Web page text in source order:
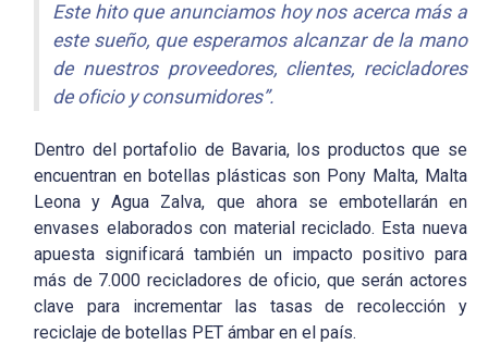
Este hito que anunciamos hoy nos acerca más a
este sueño, que esperamos alcanzar de la mano
de nuestros proveedores, clientes, recicladores
de oficio y consumidores”.
Dentro del portafolio de Bavaria, los productos que se
encuentran en botellas plásticas son Pony Malta, Malta
Leona y Agua Zalva, que ahora se embotellarán en
envases elaborados con material reciclado. Esta nueva
apuesta significará también un impacto positivo para
más de 7.000 recicladores de oficio, que serán actores
clave para incrementar las tasas de recolección y
reciclaje de botellas PET ámbar en el país.